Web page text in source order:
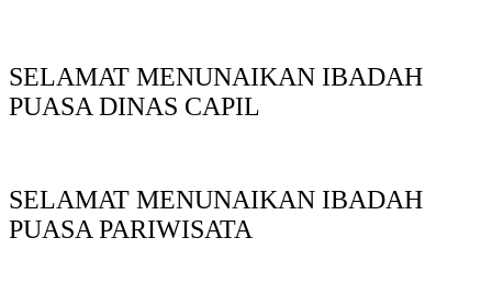
SELAMAT MENUNAIKAN IBADAH
PUASA DINAS CAPIL
SELAMAT MENUNAIKAN IBADAH
PUASA PARIWISATA